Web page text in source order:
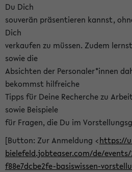
Du Dich
souverän präsentieren kannst,
Dich
verkaufen zu müssen. Zudem
sowie die
Absichten der Personaler*innen
bekommst hilfreiche
Tipps für Deine Recherche zu
sowie Beispiele
für Fragen, die Du im
[Button: Zur Anmeldung <https://
bielefeld.jobteaser.com/de/
f88e7dcbe2fe-basiswissen-